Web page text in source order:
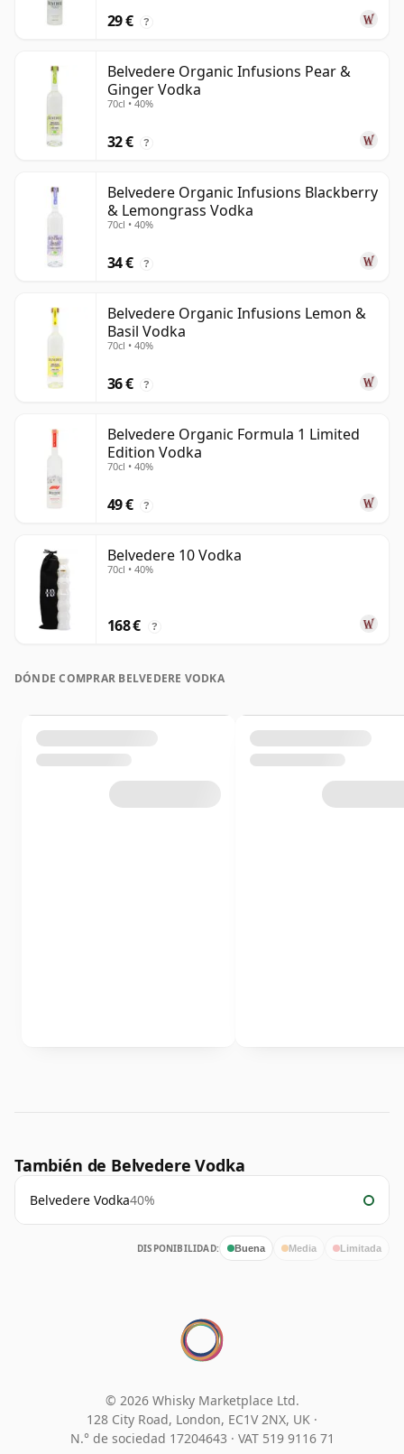
29 € ?
Belvedere Organic Infusions Pear &
Ginger Vodka
70cl • 40%
32 € ?
Belvedere Organic Infusions Blackberry
& Lemongrass Vodka
70cl • 40%
34 € ?
Belvedere Organic Infusions Lemon &
Basil Vodka
70cl • 40%
36 € ?
Belvedere Organic Formula 1 Limited
Edition Vodka
70cl • 40%
49 € ?
Belvedere 10 Vodka
70cl • 40%
168 € ?
DÓNDE COMPRAR BELVEDERE VODKA
También de Belvedere Vodka
Belvedere Vodka40%
DISPONIBILIDAD: Buena Media Limitada
© 2026 Whisky Marketplace Ltd.
128 City Road, London, EC1V 2NX, UK ·
N.° de sociedad 17204643 · VAT 519 9116 71